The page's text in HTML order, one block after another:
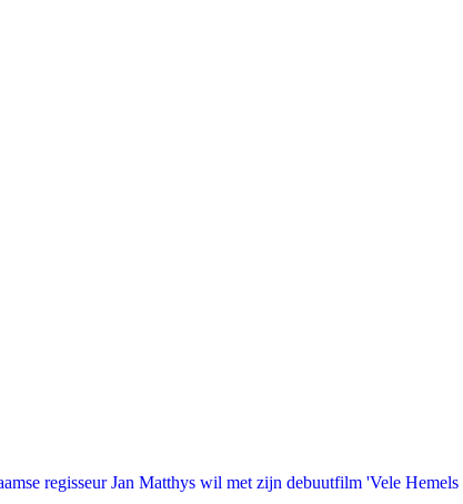
regisseur Jan Matthys wil met zijn debuutfilm 'Vele